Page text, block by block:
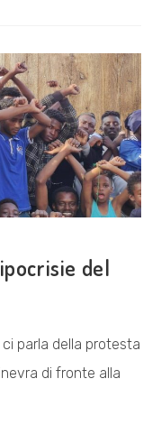
del
parla della protesta
di fronte alla